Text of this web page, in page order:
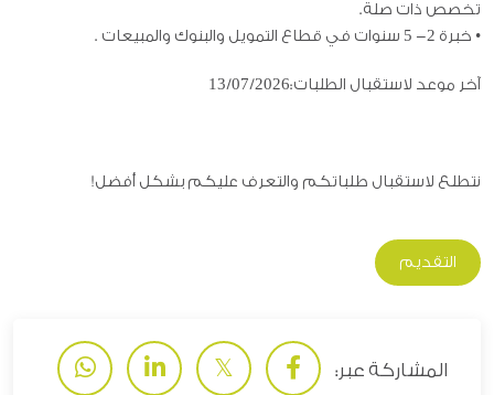
تخصص ذات صلة.
• خبرة 2- 5 سنوات في قطاع التمويل والبنوك والمبيعات .
آخر موعد لاستقبال الطلبات:13/07/2026
نتطلع لاستقبال طلباتكم والتعرف عليكم بشكل أفضل!
التقديم
المشاركة عبر: